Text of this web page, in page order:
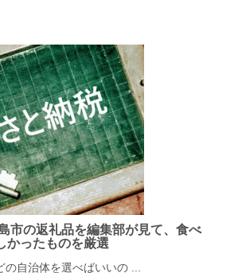
市の返礼品を編集部が見て、食べ
かったものを厳選
の自治体を選べばいいの ...